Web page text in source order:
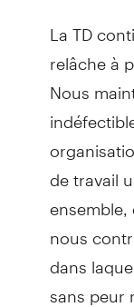
La TD
relâche à
Nous
de travail
ensemble,
nous
dans
sans peur